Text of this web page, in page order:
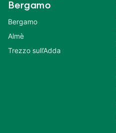
Bergamo
Bergamo
Almè
Trezzo sull’Adda